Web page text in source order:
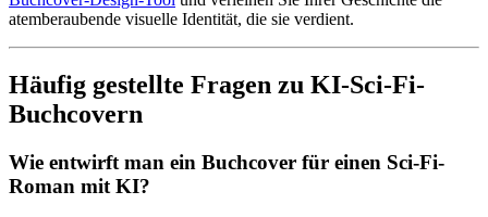
atemberaubende visuelle Identität, die sie verdient.
Häufig gestellte Fragen zu KI-Sci-Fi-
Buchcovern
Wie entwirft man ein Buchcover für einen Sci-Fi-
Roman mit KI?